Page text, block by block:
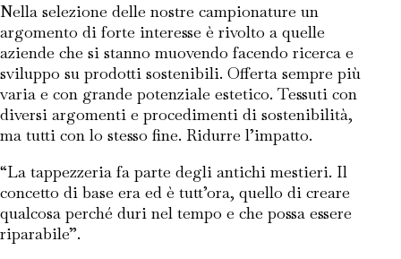
Nella selezione delle nostre campionature un
argomento di forte interesse è rivolto a quelle
aziende che si stanno muovendo facendo ricerca e
sviluppo su prodotti sostenibili. Offerta sempre più
varia e con grande potenziale estetico. Tessuti con
diversi argomenti e procedimenti di sostenibilità,
ma tutti con lo stesso fine. Ridurre l’impatto.
“La tappezzeria fa parte degli antichi mestieri. Il
concetto di base era ed è tutt’ora, quello di creare
qualcosa perché duri nel tempo e che possa essere
riparabile”.